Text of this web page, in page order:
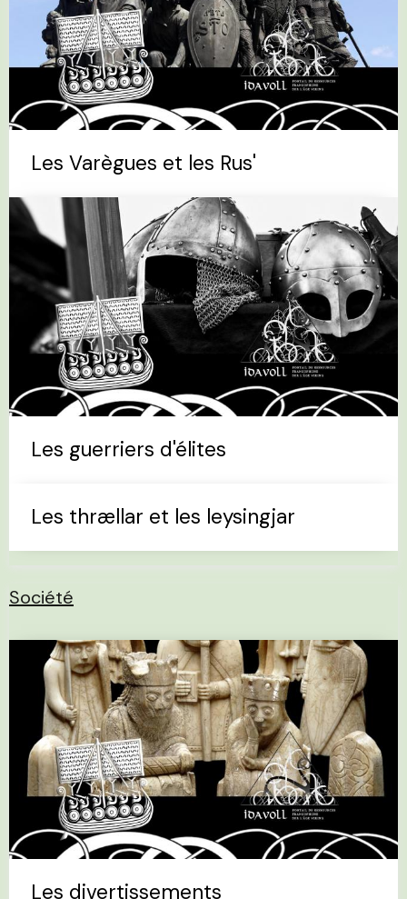
Les Varègues et les Rus'
Les guerriers d'élites
Les thrællar et les leysingjar
Société
Les divertissements